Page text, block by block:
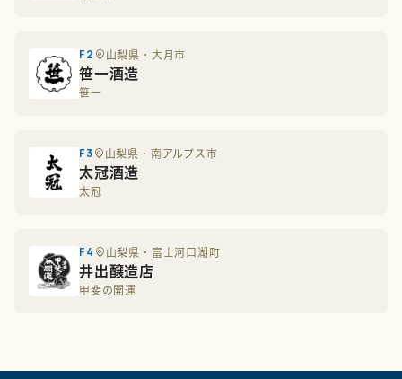
F2 山梨県・大月市
笹一酒造
笹一
F3 山梨県・南アルプス市
太冠酒造
太冠
F4 山梨県・富士河口湖町
井出醸造店
甲斐の開運